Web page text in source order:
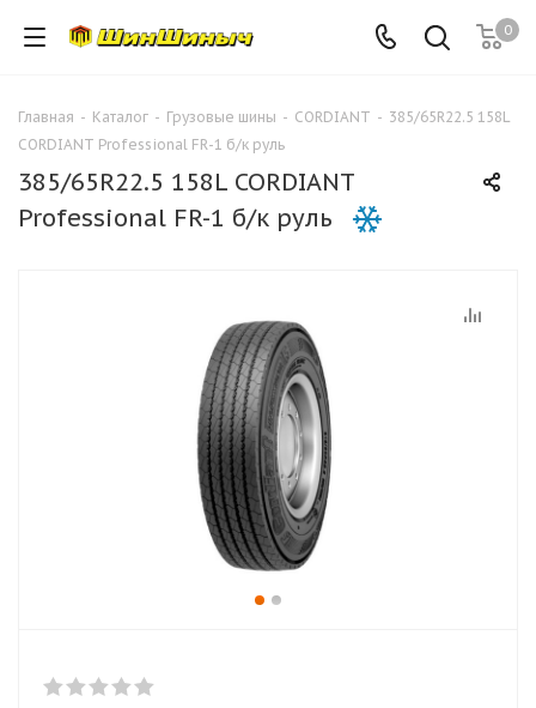
0
Главная - Каталог - Грузовые шины - CORDIANT - 385/65R22.5 158L
CORDIANT Professional FR-1 б/к руль
385/65R22.5 158L CORDIANT
Professional FR-1 б/к руль